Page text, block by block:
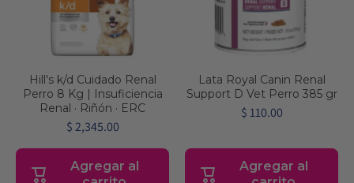
Hill's k/d Cuidado Renal
Perro 8 Kg | Insuficiencia
Renal · Riñón · ERC
$ 2,345.00
Agregar al
Lata Royal Canin Renal
Support D Vet Perro 385 gr
$ 110.00
Agregar al